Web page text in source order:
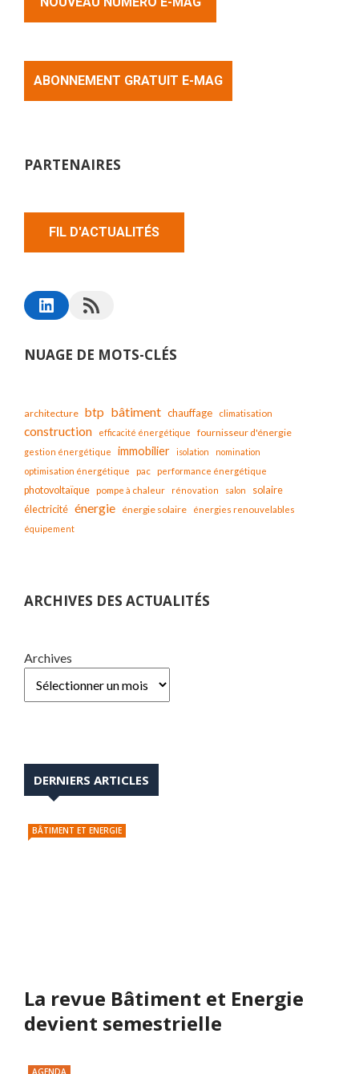
ABONNEMENT GRATUIT E-MAG
PARTENAIRES
FIL D'ACTUALITÉS
NUAGE DE MOTS-CLÉS
architecture btp bâtiment chauffage climatisation
construction efficacité énergétique fournisseur d'énergie
gestion énergétique immobilier isolation
nomination
optimisation énergétique
pac performance énergétique
photovoltaïque pompe à chaleur rénovation salon solaire
électricité énergie énergie solaire
énergies renouvelables
équipement
ARCHIVES DES ACTUALITÉS
Archives
DERNIERS ARTICLES
BÂTIMENT ET ENERGIE
La revue Bâtiment et Energie
devient semestrielle
AGENDA